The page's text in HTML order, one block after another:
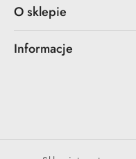
O sklepie
Informacje